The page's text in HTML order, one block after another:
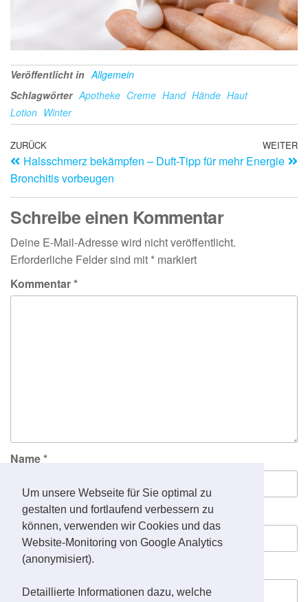
Um unsere Webseite für Sie optimal zu
gestalten und fortlaufend verbessern zu
können, verwenden wir Cookies und das
Website-Monitoring von Google Analytics
(anonymisiert).
Detaillierte Informationen dazu, welche
Veröffentlicht in Allgemein
Schlagwörter Apotheke Creme Hand Hände Haut
Lotion Winter
ZURÜCK
Halsschmerz bekämpfen –
Bronchitis vorbeugen
WEITER
Duft-Tipp für mehr Energie
Schreibe einen Kommentar
Deine E-Mail-Adresse wird nicht veröffentlicht.
Erforderliche Felder sind mit * markiert
Kommentar*
Name*
E-Mail-Adresse*
Website